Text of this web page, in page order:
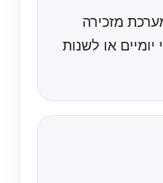
מזכירה
או לשנות